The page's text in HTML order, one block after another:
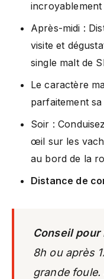
Après-midi :
visite et
single malt de
Le caractère
parfaitement
Soir :
œil sur les
au bord de la
Distance de
Conseil pour
8h ou après
grande